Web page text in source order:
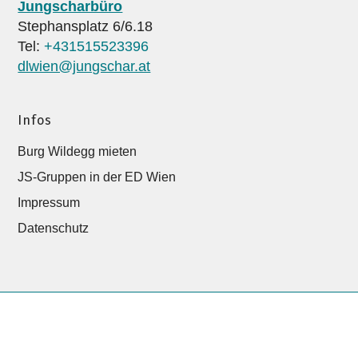
Jungscharbüro
Stephansplatz 6/6.18
Tel:+431515523396
dlwien@jungschar.at
Infos
Burg Wildegg mieten
JS-Gruppen in der ED Wien
Impressum
Datenschutz